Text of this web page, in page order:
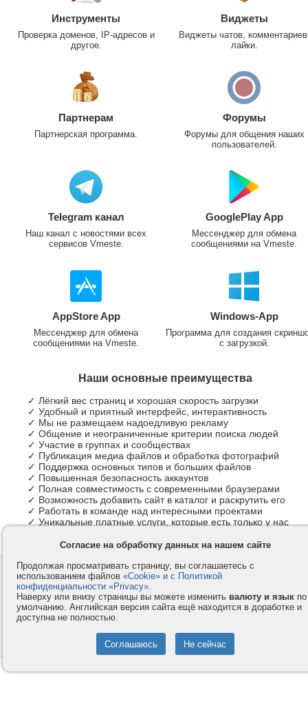
Инструменты
Проверка доменов, IP-адресов и
другое.
Виджеты
Виджеты чатов,
лайки.
Партнерам
Партнерская программа.
Форумы
Форумы для общения наших
пользователей.
Telegram канал
Наш канал с новостями всех
сервисов Vmeste.
GooglePlay App
Мессенджер для обмена
сообщениями на Vmeste.
AppStore App
Мессенджер для обмена
сообщениями на Vmeste.
Windows-App
Программа для создания
с загрузкой.
Наши основные преимущества
✓ Лёгкий вес страниц и хорошая скорость загрузки
✓ Удобный и приятный интерфейс, интерактивность
✓ Мы не размещаем надоедливую рекламу
✓ Общение и неограниченные критерии поиска людей
✓ Участие в группах и сообществах
✓ Публикация медиа файлов и обработка фотографий
✓ Поддержка основных типов и больших файлов
✓ Повышенная безопасность аккаунтов
✓ Полная совместимость с современными браузерами
✓ Возможность добавить сайт в каталог и раскрутить его
✓ Работать в команде над интересными проектами
✓ Уникальные платные услуги, которые есть только у нас
Контакты
Компания
Privacy и Cookie
Услуги
Как оплатить
Помощь
© 2008-2026
- Все права защищены.
Согласие на обработку данных на нашем сайте
Продолжая просматривать страницу, вы соглашаетесь с
использованием файлов «Cookie» и с Политикой
конфиденциальности «Privacy».
Наверху или внизу страницы вы можете изменить валюту и язык по
умолчанию. Английская версия сайта ещё находится в доработке и
доступна не полностью.